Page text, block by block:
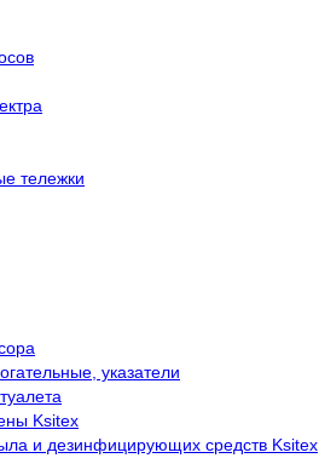
тележки
указатели
Ksitex
и дезинфицирующих средств Ksitex